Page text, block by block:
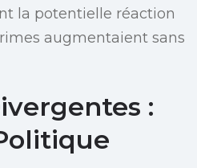
la potentielle réaction
augmentaient sans
: